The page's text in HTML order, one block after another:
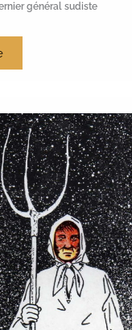
général sudiste